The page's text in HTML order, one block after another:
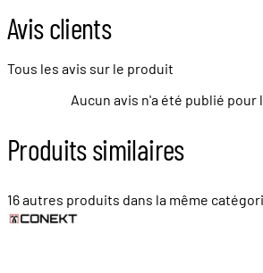
Avis clients
Tous les avis sur le produit
Aucun avis n'a été publié pour
Produits similaires
16 autres produits dans la même